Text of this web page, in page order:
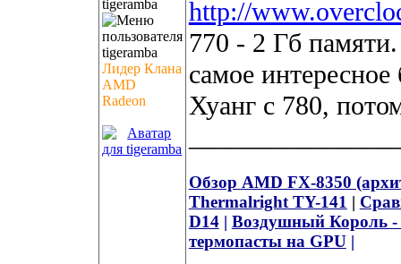
tigeramba
Лидер Клана
AMD
Radeon
http://
770 - 2 Гб
самое
Хуанг с 780,
Обзор AMD FX-8350
Thermalright TY-141 |
D14| Воздушный Король
термопасты на GPU|